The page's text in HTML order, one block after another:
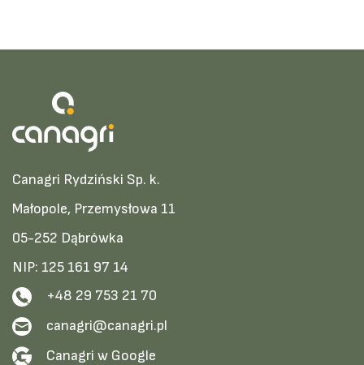
Canagri Rydziński Sp. k.
Małopole, Przemysłowa 11
05-252 Dąbrówka
NIP: 125 161 97 14
+48 29 753 21 70
canagri@canagri.pl
Canagri w Google